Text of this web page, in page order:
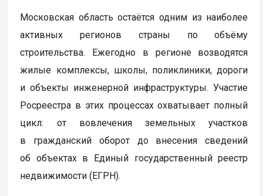
Московская область остаётся одним из наиболее
активных регионов страны по объёму
строительства. Ежегодно в регионе возводятся
жилые комплексы, школы, поликлиники, дороги
и объекты инженерной инфраструктуры. Участие
Росреестра в этих процессах охватывает полный
цикл: от вовлечения земельных участков
в гражданский оборот до внесения сведений
об объектах в Единый государственный реестр
недвижимости (ЕГРН).